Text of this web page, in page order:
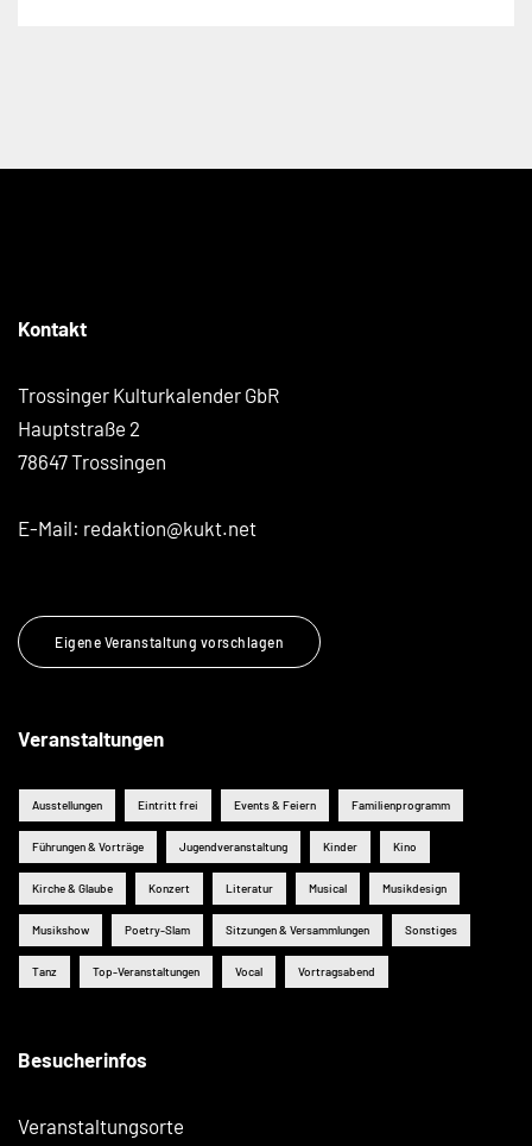
Kontakt
Trossinger Kulturkalender GbR
Hauptstraße 2
78647 Trossingen
E-Mail: redaktion@kukt.net
Eigene Veranstaltung vorschlagen
Veranstaltungen
Ausstellungen Eintritt frei Events & Feiern Familienprogramm
Führungen & Vorträge Jugendveranstaltung Kinder Kino
Kirche & Glaube Konzert Literatur Musical Musikdesign
Musikshow Poetry-Slam Sitzungen & Versammlungen Sonstiges
Tanz Top-Veranstaltungen Vocal Vortragsabend
Besucherinfos
Veranstaltungsorte